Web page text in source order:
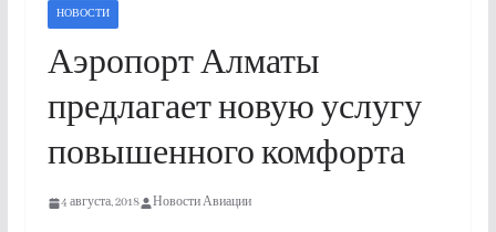
НОВОСТИ
Аэропорт Алматы
предлагает новую услугу
повышенного комфорта
4 августа, 2018 Новости Авиации